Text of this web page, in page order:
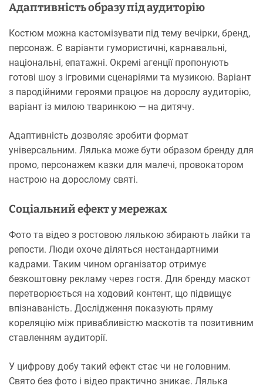
Адаптивність образу під аудиторію
Костюм можна кастомізувати під тему вечірки, бренд,
персонаж. Є варіанти гумористичні, карнавальні,
національні, епатажні. Окремі агенції пропонують
готові шоу з ігровими сценаріями та музикою. Варіант
з пародійними героями працює на дорослу аудиторію,
варіант із милою тваринкою — на дитячу.
Адаптивність дозволяє зробити формат
універсальним. Лялька може бути образом бренду для
промо, персонажем казки для малечі, провокатором
настрою на дорослому святі.
Соціальний ефект у мережах
Фото та відео з ростовою лялькою збирають лайки та
репости. Люди охоче діляться нестандартними
кадрами. Таким чином організатор отримує
безкоштовну рекламу через гостя. Для бренду маскот
перетворюється на ходовий контент, що підвищує
впізнаваність. Дослідження показують пряму
кореляцію між привабливістю маскотів та позитивним
ставленням аудиторії.
У цифрову добу такий ефект стає чи не головним.
Свято без фото і відео практично зникає. Лялька